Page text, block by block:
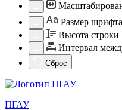
Aa Размер шрифта
Высота строки
Интервал
Сброс
ПГАУ